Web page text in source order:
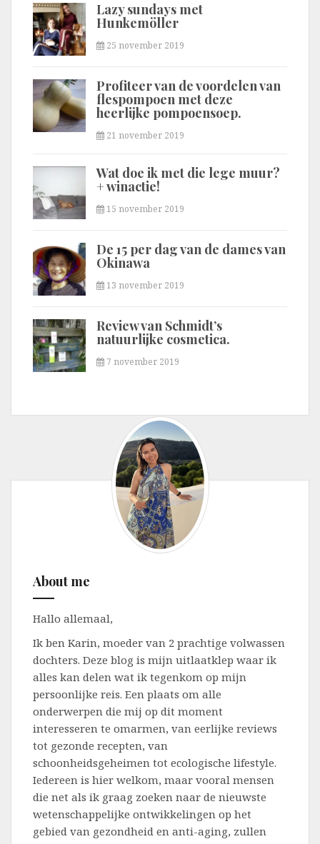
Lazy sundays met
Hunkemöller
25 november 2019
Profiteer van de voordelen van
flespompoen met deze
heerlijke pompoensoep.
21 november 2019
Wat doe ik met die lege muur?
+ winactie!
15 november 2019
De 15 per dag van de dames van
Okinawa
13 november 2019
Review van Schmidt’s
natuurlijke cosmetica.
7 november 2019
About me
Hallo allemaal,
Ik ben Karin, moeder van 2 prachtige volwassen
dochters. Deze blog is mijn uitlaatklep waar ik
alles kan delen wat ik tegenkom op mijn
persoonlijke reis. Een plaats om alle
onderwerpen die mij op dit moment
interesseren te omarmen, van eerlijke reviews
tot gezonde recepten, van
schoonheidsgeheimen tot ecologische lifestyle.
Iedereen is hier welkom, maar vooral mensen
die net als ik graag zoeken naar de nieuwste
wetenschappelijke ontwikkelingen op het
gebied van gezondheid en anti-aging, zullen